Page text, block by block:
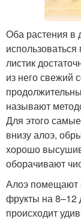
Оба растения в
листик
из него свежий
называют
Для этого
внизу алоэ,
хорошо
оборачивают
Алоэ помещают
фрукты на 8–12
происходит